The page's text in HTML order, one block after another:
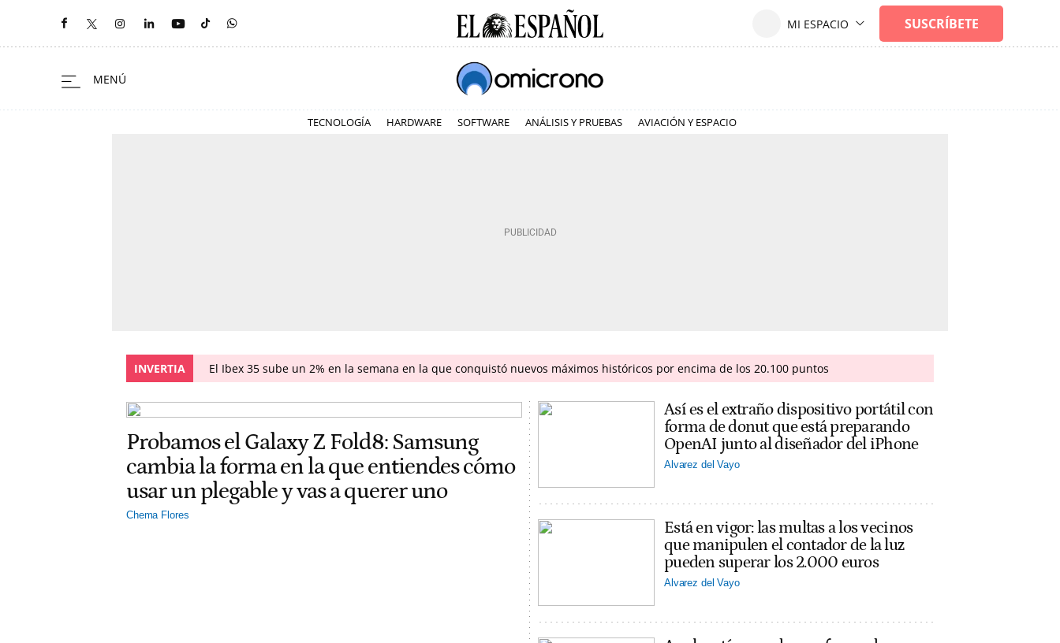
TECNOLOGÍA HARDWARE SOFTWARE ANÁLISIS Y PRUEBAS AVIACIÓN Y ESPACIO
INVERTIA El Ibex 35 sube un 2% en la semana en la que conquistó nuevos máximos históricos por encima de los 20.100 puntos
Probamos el Galaxy Z Fold8: Samsung
cambia la forma en la que entiendes cómo
usar un plegable y vas a querer uno
Chema Flores
Así es el extraño dispositivo portátil con
forma de donut que está preparando
OpenAI junto al diseñador del iPhone
Alvarez del Vayo
Está en vigor: las multas a los vecinos
que manipulen el contador de la luz
pueden superar los 2.000 euros
Alvarez del Vayo